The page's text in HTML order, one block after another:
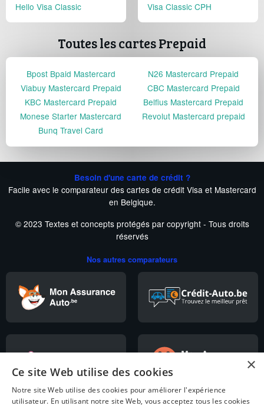
Hello Visa Classic Visa Classic CPH
Toutes les cartes Prepaid
Bpost Bpaid Mastercard
N26 Mastercard Prepaid
Viabuy Mastercard Prepaid
CBC Mastercard Prepaid
KBC Mastercard Prepaid
Belfius Mastercard Prepaid
Monese Starter Mastercard
Revolut Mastercard prepaid
Bunq Travel Card
Besoin d'une carte de crédit ?
Facile avec le comparateur des cartes de crédit Visa et Mastercard
en Belgique.
© 2023 Textes et concepts protégés par copyright - Tous droits
réservés
Nos autres comparateurs
×
Ce site Web utilise des cookies
Notre site Web utilise des cookies pour améliorer l'expérience
utilisateur. En utilisant notre site Web, vous acceptez tous les cookies